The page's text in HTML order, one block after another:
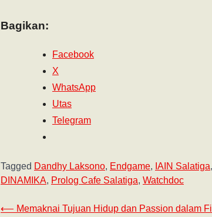
Bagikan:
Facebook
X
WhatsApp
Utas
Telegram
Tagged Dandhy Laksono, Endgame, IAIN Salatiga,
DINAMIKA, Prolog Cafe Salatiga, Watchdoc
⟵ Memaknai Tujuan Hidup dan Passion dalam